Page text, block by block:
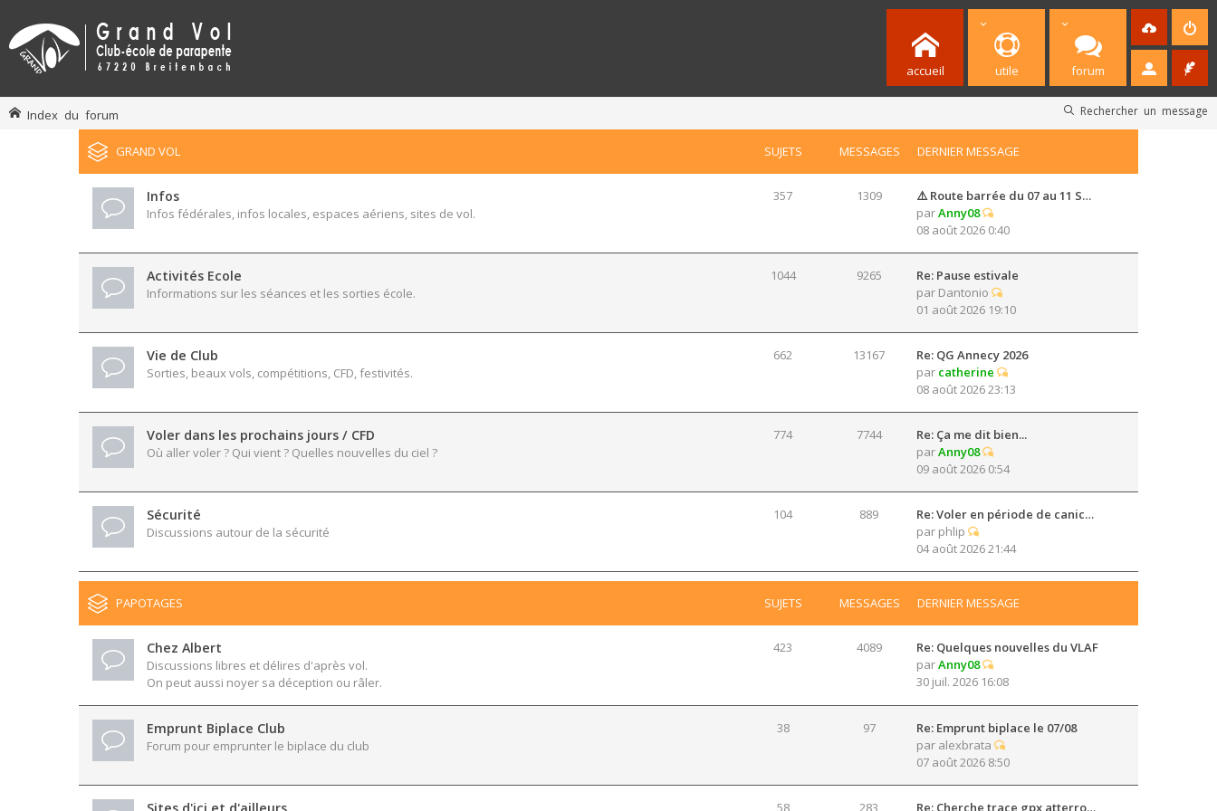
accueil utile forum
Rechercher un message
Index du forum
GRAND VOL SUJETS MESSAGES DERNIER MESSAGE
Infos
Infos fédérales, infos locales, espaces aériens, sites de vol.
357 1309
⚠️ Route barrée du 07 au 11 S…
parAnny08
08 août 2026 0:40
Activités Ecole
Informations sur les séances et les sorties école.
1044 9265
Re: Pause estivale
par Dantonio
01 août 2026 19:10
Vie de Club
Sorties, beaux vols, compétitions, CFD, festivités.
662 13167
Re: QG Annecy 2026
par catherine
08 août 2026 23:13
Voler dans les prochains jours / CFD
Où aller voler ? Qui vient ? Quelles nouvelles du ciel ?
774 7744
Re: Ça me dit bien...
parAnny08
09 août 2026 0:54
Sécurité
Discussions autour de la sécurité
104 889
Re: Voler en période de canic…
par phlip
04 août 2026 21:44
PAPOTAGES SUJETS MESSAGES DERNIER MESSAGE
Chez Albert
Discussions libres et délires d'après vol.
On peut aussi noyer sa déception ou râler.
423 4089
Re: Quelques nouvelles du VLAF
parAnny08
30 juil. 2026 16:08
Emprunt Biplace Club
Forum pour emprunter le biplace du club
38 97
Re: Emprunt biplace le 07/08
par alexbrata
07 août 2026 8:50
58 283 Re: Cherche trace gpx atterro…